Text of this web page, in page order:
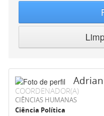
COORDENADOR(A)
CIÊNCIAS HUMANAS
Ciência Política